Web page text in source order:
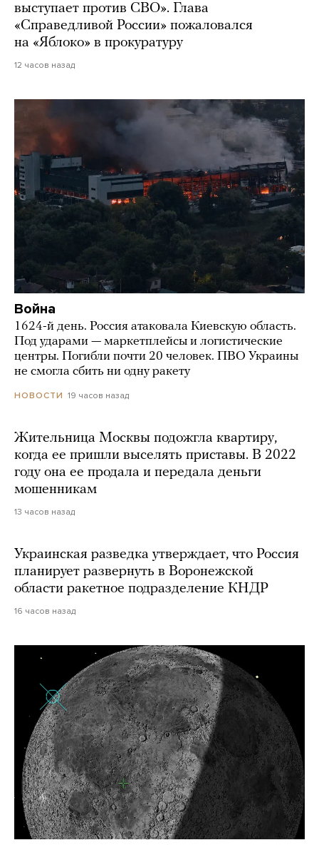
выступает против СВО». Глава
«Справедливой России» пожаловался
на «Яблоко» в прокуратуру
12 часов назад
Война
1624-й день. Россия атаковала Киевскую область.
Под ударами — маркетплейсы и логистические
центры. Погибли почти 20 человек. ПВО Украины
не смогла сбить ни одну ракету
НОВОСТИ 19 часов назад
Жительница Москвы подожгла квартиру,
когда ее пришли выселять приставы. В 2022
году она ее продала и передала деньги
мошенникам
13 часов назад
Украинская разведка утверждает, что Россия
планирует развернуть в Воронежской
области ракетное подразделение КНДР
16 часов назад